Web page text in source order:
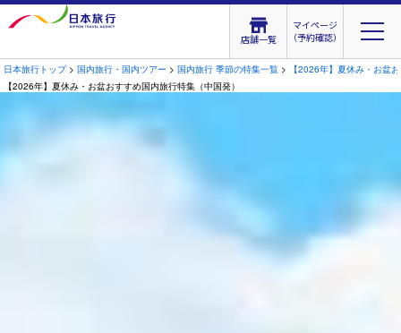
店舗一覧
マイページ
（予約確認）
日本旅行トップ>国内旅行・国内ツアー >国内旅行 季節の特集一覧 >
【2026年】夏休み・お盆
【2026年】夏休み・お盆おすすめ国内旅行特集（中国発）